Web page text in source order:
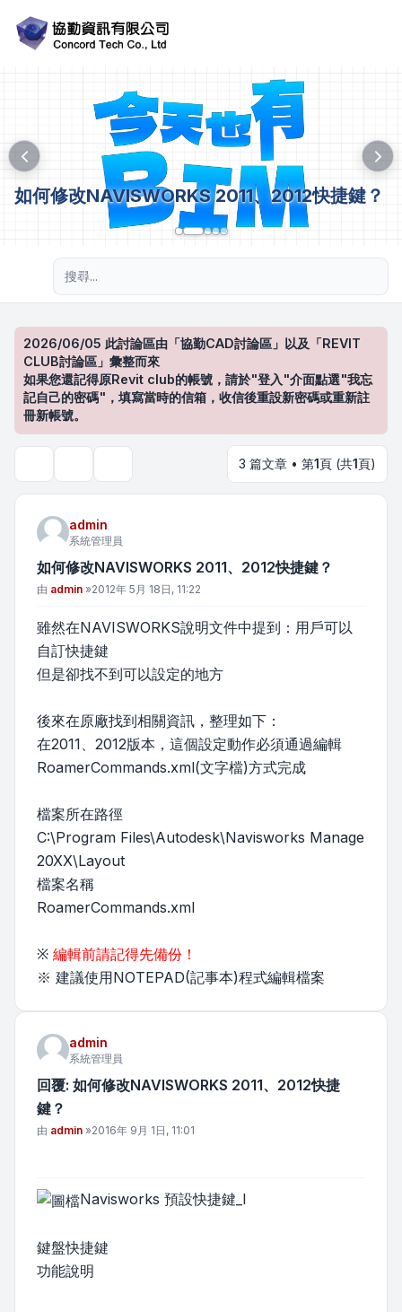
如何修改NAVISWORKS 2011、2012快捷鍵？
2026/06/05 此討論區由「協勤CAD討論區」以及「REVIT
CLUB討論區」彙整而來
如果您還記得原Revit club的帳號，請於"登入"介面點選"我忘
記自己的密碼"，填寫當時的信箱，收信後重設新密碼或重新註
冊新帳號。
3 篇文章 • 第1頁 (共1頁)
admin
系統管理員
如何修改NAVISWORKS 2011、2012快捷鍵？
文章
由 admin »2012年 5月 18日, 11:22
雖然在NAVISWORKS說明文件中提到：用戶可以
自訂快捷鍵
但是卻找不到可以設定的地方
後來在原廠找到相關資訊，整理如下：
在2011、2012版本，這個設定動作必須通過編輯
RoamerCommands.xml(文字檔)方式完成
檔案所在路徑
C:\Program Files\Autodesk\Navisworks Manage
20XX\Layout
檔案名稱
RoamerCommands.xml
※ 編輯前請記得先備份！
※ 建議使用NOTEPAD(記事本)程式編輯檔案
admin
系統管理員
回覆: 如何修改NAVISWORKS 2011、2012快捷
鍵？
文章
由 admin »2016年 9月 1日, 11:01
Navisworks 預設快捷鍵_I
鍵盤快捷鍵
功能說明